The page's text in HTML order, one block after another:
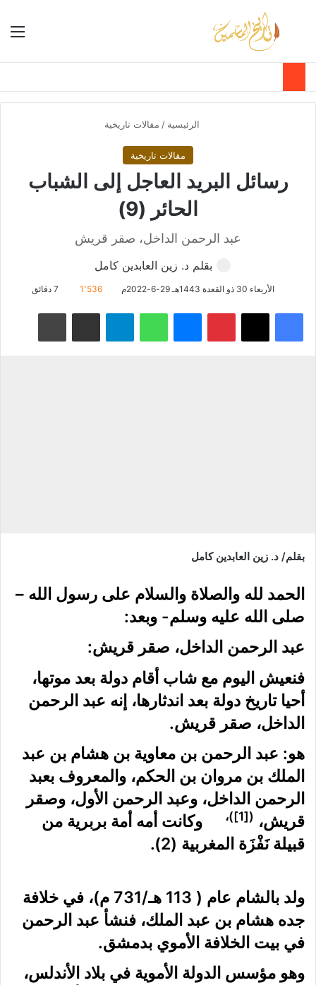
الوضع بحث عن
الرئيسية / مقالات تاريخية
مقالات تاريخية
رسائل البريد العاجل إلى الشباب
الحائر (9)
عبد الرحمن الداخل، صقر قريش
بقلم د. زين العابدين كامل
الأربعاء 30 ذو القعدة 1443هـ 29-6-2022م 1٬536
فيسبوك ‫X بينتيريستماسنجر واتساب تيلقرام مشاركة عبر البريد طباعة
بقلم/ د. زين العابدين كامل
الحمد لله والصلاة والسلام على رسول الله –
صلى الله عليه وسلم- وبعد:
عبد الرحمن الداخل، صقر قريش:
فنعيش اليوم مع شاب أقام دولة بعد موتها،
أحيا تاريخ دولة بعد اندثارها، إنه عبد الرحمن
الداخل، صقر قريش.
هو: عبد الرحمن بن معاوية بن هشام بن عبد
الملك بن مروان بن الحكم، والمعروف بعبد
الرحمن الداخل، وعبد الرحمن الأول، وصقر
قريش، (
[1] )، وكانت أمه أمة بربرية من
قبيلة نَفْزَة المغربية (2).
ولد بالشام عام ( 113 هـ/731 م)، في خلافة
جده هشام بن عبد الملك، فنشأ عبد الرحمن
في بيت الخلافة الأموي بدمشق.
وهو مؤسس الدولة الأموية في بلاد الأندلس،